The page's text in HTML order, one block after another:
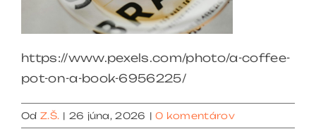
https://www.pexels.com/photo/a-coffee-
pot-on-a-book-6956225/
Od Z.Š. | 26 júna, 2026 | 0 komentárov